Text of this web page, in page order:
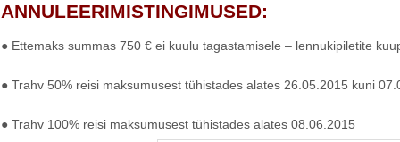
ANNULEERIMISTINGIMUSED:
● Ettemaks summas 750 € ei kuulu tagastamisele – lennukipiletite
● Trahv 50% reisi maksumusest tühistades alates 26.05.2015 kuni
● Trahv 100% reisi maksumusest tühistades alates 08.06.2015